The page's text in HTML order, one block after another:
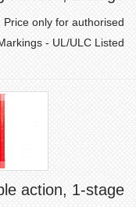
Price only for authorised
- UL/ULC Listed
action, 1-stage